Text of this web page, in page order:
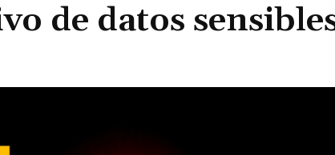
de datos